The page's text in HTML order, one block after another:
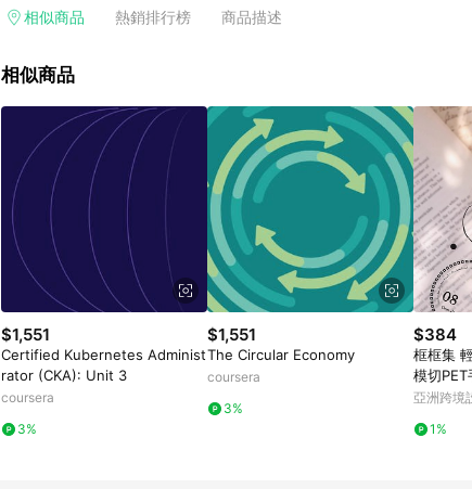
格，部分退款不在此限。 6. APP 請更新至Android v4.6.0 / iOS v4.1.5 以
使用規則請以點數紅包活動說明為準。 11. 若於 LINE 購物前往 Pinkoi 頁面
相似商品 熱銷排行榜 商品描述
相似商品
$1,551
Certified Kubernetes Administ
rator (CKA): Unit 3
coursera
3%
$1,551
The Circular Economy
coursera
3%
$384
框框集
模切
亞洲跨境
1%